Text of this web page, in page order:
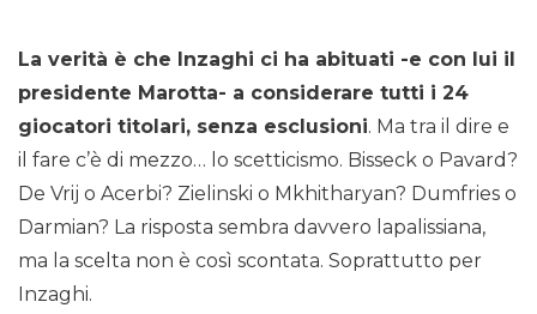
La verità è che Inzaghi ci ha abituati -e con lui il
presidente Marotta- a considerare tutti i 24
giocatori titolari, senza esclusioni. Ma tra il dire e
il fare c’è di mezzo… lo scetticismo. Bisseck o Pavard?
De Vrij o Acerbi? Zielinski o Mkhitharyan? Dumfries o
Darmian? La risposta sembra davvero lapalissiana,
ma la scelta non è così scontata. Soprattutto per
Inzaghi.